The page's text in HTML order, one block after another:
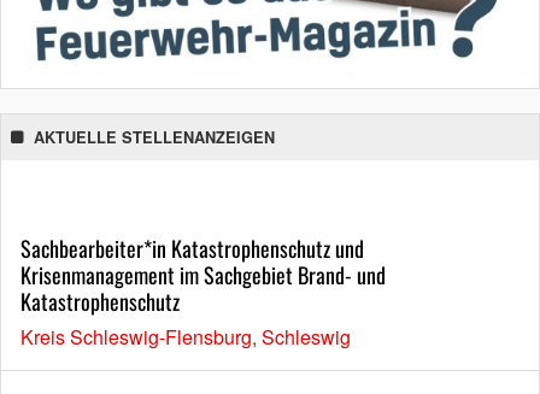
AKTUELLE STELLENANZEIGEN
Sachbearbeiter*in Katastrophenschutz und
Krisenmanagement im Sachgebiet Brand- und
Katastrophenschutz
Kreis Schleswig-Flensburg, Schleswig